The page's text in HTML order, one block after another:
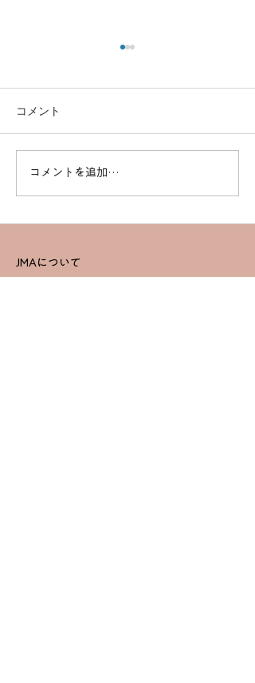
高度なスキルを習得！一
等基本講習でプロフェッ
コメント
コメントを追加…
JMAについて